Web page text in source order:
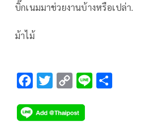
บิ๊กเนมมาช่วยงานบ้างหรือเปล่า.
ม้าไม้
F
e
T
tt
C
p
Li